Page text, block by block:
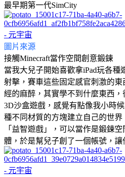
最早期第一代SimCity
圖片來源
接觸Minecraft當作空間創意鍛鍊
當我大兒子開始喜歡拿iPad玩各種
射擊，賽車這些固定感官刺激的
經的麻醉，其實學不到什麼東西，
3D沙盒遊戲，感覺有點像我小時
種不同材質的方塊建立自己的世
「益智遊戲」，可以當作是鍛鍊
體，於是幫兒子創了一個帳號，讓